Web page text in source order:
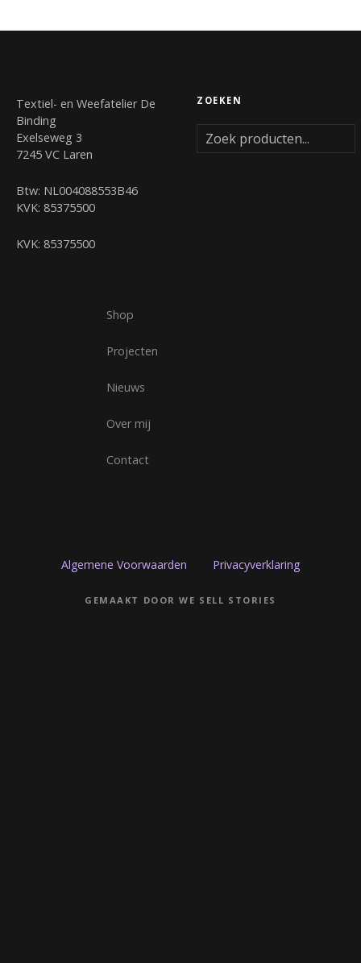
Textiel- en Weefatelier De
Binding
Exelseweg 3
7245 VC Laren
Btw: NL004088553B46
KVK: 85375500
KVK: 85375500
ZOEKEN
Shop
Projecten
Nieuws
Over mij
Contact
Algemene Voorwaarden Privacyverklaring
GEMAAKT DOOR WE SELL STORIES